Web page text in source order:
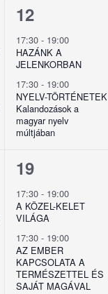
2
esemény,
12
17:30 - 19:00
HAZÁNK A
JELENKORBAN
17:30 - 19:00
NYELV-TÖRTÉNETEK
Kalandozások a
magyar nyelv
múltjában
2
esemény,
19
17:30 - 19:00
A KÖZEL-KELET
VILÁGA
17:30 - 19:00
AZ EMBER
KAPCSOLATA A
TERMÉSZETTEL ÉS
SAJÁT MAGÁVAL